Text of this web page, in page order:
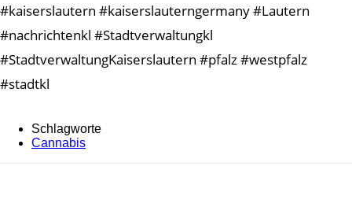
#kaiserslautern #kaiserslauterngermany #Lautern
#nachrichtenkl #Stadtverwaltungkl
#StadtverwaltungKaiserslautern #pfalz #westpfalz
#stadtkl
Schlagworte
Cannabis